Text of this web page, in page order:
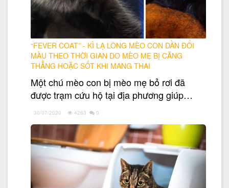
“FEVER COAT” - KÌ LẠ LÔNG MÈO CON DẦN ĐỔI
MÀU THEO THỜI GIAN DO MÈO MẸ BỊ CĂNG
THẲNG HOẶC SỐT KHI MANG THAI
Một chú mèo con bị mèo mẹ bỏ rơi đã
được trạm cứu hộ tại địa phương giúp…
30/07/2020 4263 0